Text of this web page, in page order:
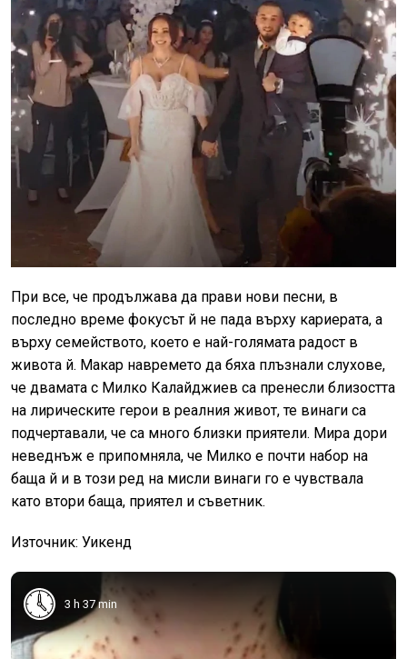
При все, че продължава да прави нови песни, в
последно време фокусът й не пада върху кариерата, а
върху семейството, което е най-голямата радост в
живота й. Макар навремето да бяха плъзнали слухове,
че двамата с Милко Калайджиев са пренесли близостта
на лирическите герои в реалния живот, те винаги са
подчертавали, че са много близки приятели. Мира дори
неведнъж е припомняла, че Милко е почти набор на
баща й и в този ред на мисли винаги го е чувствала
като втори баща, приятел и съветник.
Източник: Уикенд
3 h 37 min